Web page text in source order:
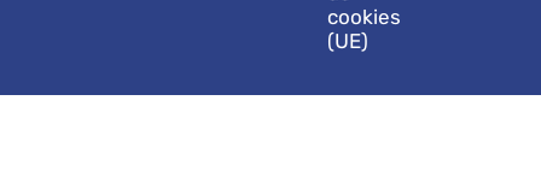
cookies
(UE)